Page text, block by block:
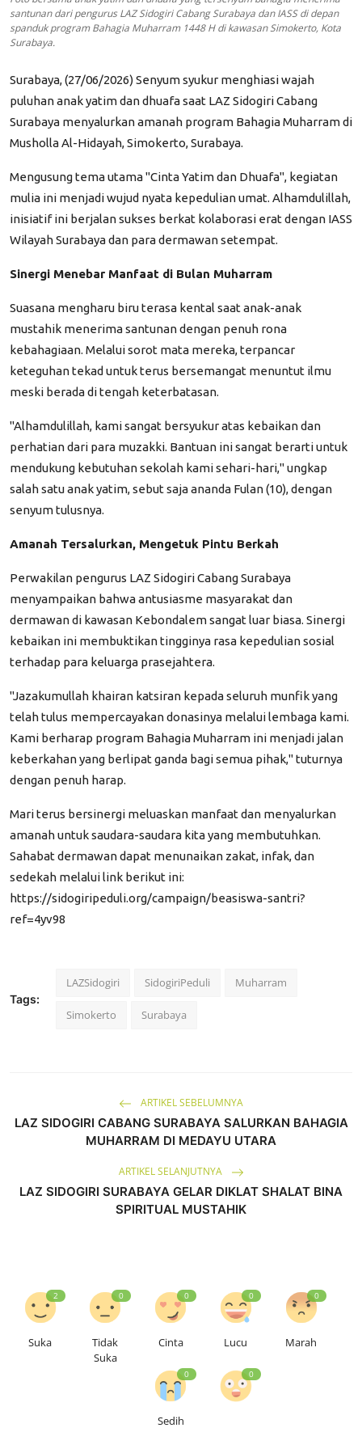
santunan dari pengurus LAZ Sidogiri Cabang Surabaya dan IASS di depan
spanduk program Bahagia Muharram 1448 H di kawasan Simokerto, Kota
Surabaya.
Surabaya, (27/06/2026) ​Senyum syukur menghiasi wajah
puluhan anak yatim dan dhuafa saat LAZ Sidogiri Cabang
Surabaya menyalurkan amanah program Bahagia Muharram di
Musholla Al-Hidayah, Simokerto, Surabaya.
​Mengusung tema utama "Cinta Yatim dan Dhuafa", kegiatan
mulia ini menjadi wujud nyata kepedulian umat. Alhamdulillah,
inisiatif ini berjalan sukses berkat kolaborasi erat dengan IASS
Wilayah Surabaya dan para dermawan setempat.
​Sinergi Menebar Manfaat di Bulan Muharram
​Suasana mengharu biru terasa kental saat anak-anak
mustahik menerima santunan dengan penuh rona
kebahagiaan. Melalui sorot mata mereka, terpancar
keteguhan tekad untuk terus bersemangat menuntut ilmu
meski berada di tengah keterbatasan.
​"Alhamdulillah, kami sangat bersyukur atas kebaikan dan
perhatian dari para muzakki. Bantuan ini sangat berarti untuk
mendukung kebutuhan sekolah kami sehari-hari," ungkap
salah satu anak yatim, sebut saja ananda Fulan (10), dengan
senyum tulusnya.
​Amanah Tersalurkan, Mengetuk Pintu Berkah
​Perwakilan pengurus LAZ Sidogiri Cabang Surabaya
menyampaikan bahwa antusiasme masyarakat dan
dermawan di kawasan Kebondalem sangat luar biasa. Sinergi
kebaikan ini membuktikan tingginya rasa kepedulian sosial
terhadap para keluarga prasejahtera.
​"Jazakumullah khairan katsiran kepada seluruh munfik yang
telah tulus mempercayakan donasinya melalui lembaga kami.
Kami berharap program Bahagia Muharram ini menjadi jalan
keberkahan yang berlipat ganda bagi semua pihak," tuturnya
dengan penuh harap.
​Mari terus bersinergi meluaskan manfaat dan menyalurkan
amanah untuk saudara-saudara kita yang membutuhkan.
Sahabat dermawan dapat menunaikan zakat, infak, dan
sedekah melalui link berikut ini:
https://sidogiripeduli.org/campaign/beasiswa-santri?
ref=4yv98
Tags:
LAZSidogiri SidogiriPeduli Muharram
Simokerto Surabaya
ARTIKEL SEBELUMNYA
LAZ SIDOGIRI CABANG SURABAYA SALURKAN BAHAGIA
MUHARRAM DI MEDAYU UTARA
ARTIKEL SELANJUTNYA
LAZ SIDOGIRI SURABAYA GELAR DIKLAT SHALAT BINA
SPIRITUAL MUSTAHIK
2
Suka
0
Tidak
Suka
0
Cinta
0
Lucu
0
Marah
0
Sedih
0